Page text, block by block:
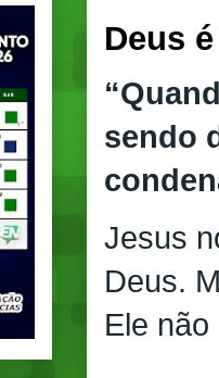
Deus
sendo
Jesus
Deus.
Ele